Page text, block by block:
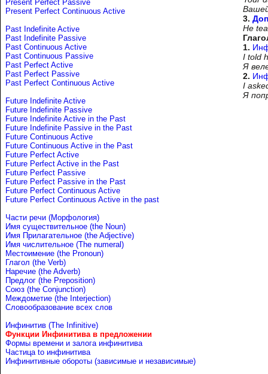
Present Perfect Passive
Present Perfect Continuous Active
Past Indefinite Active
Past Indefinite Passive
Past Continuous Active
Past Continuous Passive
Past Perfect Active
Past Perfect Passive
Past Perfect Continuous Active
Future Indefinite Active
Future Indefinite Passive
Future Indefinite Active in the Past
Future Indefinite Passive in the Past
Future Continuous Active
Future Continuous Active in the Past
Future Perfect Active
Future Perfect Active in the Past
Future Perfect Passive
Future Perfect Passive in the Past
Future Perfect Continuous Active
Future Perfect Continuous Active in the past
Части речи (Морфология)
Имя существительное (the Noun)
Имя Прилагательное (the Adjective)
Имя числительное (The numeral)
Местоимение (the Pronoun)
Глагол (the Verb)
Наречие (the Adverb)
Предлог (the Preposition)
Союз (the Conjunction)
Междометие (the Interjection)
Словообразование всех слов
Инфинитив (The Infinitive)
Функции Инфинитива в предложении
Формы времени и залога инфинитива
Частица to инфинитива
Инфинитивные обороты (зависимые и независимые)
3.
He
1.
I told
Я
2.
I
Я